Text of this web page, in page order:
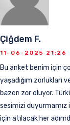
Çiğdem F.
11-06-2025 21:26
Bu anket benim için
yaşadığım zorlukları
bazen zor oluyor.
sesimizi duyurmamız
için atılacak her